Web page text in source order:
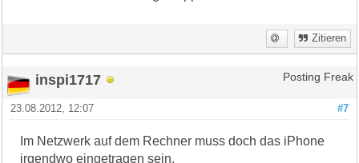
Zitieren
inspi1717 Posting Freak
#7
23.08.2012, 12:07
Im Netzwerk auf dem Rechner muss doch das iPhone
irgendwo eingetragen sein.